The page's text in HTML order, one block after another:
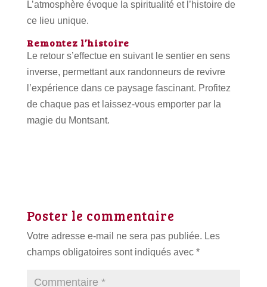
L’atmosphère évoque la spiritualité et l’histoire de
ce lieu unique.
Remontez l’histoire
Le retour s’effectue en suivant le sentier en sens
inverse, permettant aux randonneurs de revivre
l’expérience dans ce paysage fascinant. Profitez
de chaque pas et laissez-vous emporter par la
magie du Montsant.
Poster le commentaire
Votre adresse e-mail ne sera pas publiée. Les
champs obligatoires sont indiqués avec *